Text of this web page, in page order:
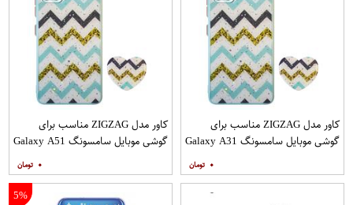
کاور مدل ZIGZAG مناسب برای
گوشی موبایل سامسونگ Galaxy A31
۰
کاور مدل ZIGZAG مناسب برای
گوشی موبایل سامسونگ Galaxy A51
۰
5%